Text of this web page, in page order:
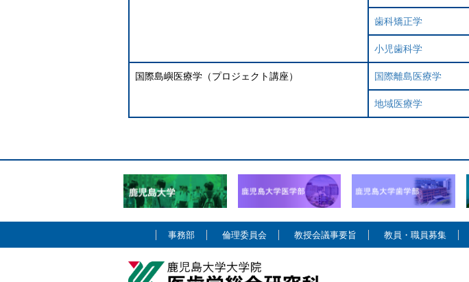
歯科矯正学
小児歯科学
国際島嶼医療学（プロジェクト講座） 国際離島医療学
地域医療学
事務部 倫理委員会 教授会議事要旨 教員・職員募集